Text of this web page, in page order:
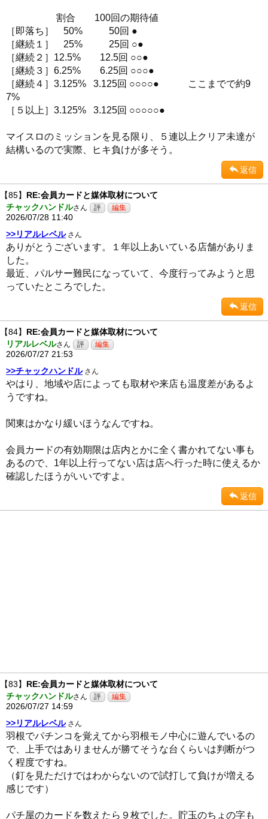
割合 100回の期待値
［即落ち］ 50% 50回 ●
［継続１］ 25% 25回 ○●
［継続２］12.5% 12.5回 ○○●
［継続３］6.25% 6.25回 ○○○●
［継続４］3.125% 3.125回 ○○○○● ここまでで約9
7%
［５以上］3.125% 3.125回 ○○○○○●
マイスロのミッションを見る限り、５連以上クリア未達が
結構いるので実際、ヒキ負けが多そう。
返信
【85】 RE:会員カードと媒体取材について
チャックハンドルさん
2026/07/28 11:40
>>リアルレベルさん
ありがとうございます。１年以上あいている店舗がありま
した。
最近、パルサー難民になっていて、今度行ってみようと思
っていたところでした。
返信
【84】 RE:会員カードと媒体取材について
リアルレベルさん
2026/07/27 21:53
>>チャックハンドルさん
やはり、地域や店によっても取材や来店も温度差があるよ
うですね。
関東はかなり緩いほうなんですね。
会員カードの有効期限は店内とかに全く書かれてない事も
あるので、1年以上行ってない店は店へ行った時に使えるか
確認したほうがいいですよ。
返信
【83】 RE:会員カードと媒体取材について
チャックハンドルさん
2026/07/27 14:59
>>リアルレベルさん
羽根でパチンコを覚えてから羽根モノ中心に遊んでいるの
で、上手ではありませんが勝てそうな台くらいは判断がつ
く程度ですね。
（釘を見ただけではわからないので試打して負けが増える
感じです）
パチ屋のカードを数えたら９枚でした。貯玉のちょの字も